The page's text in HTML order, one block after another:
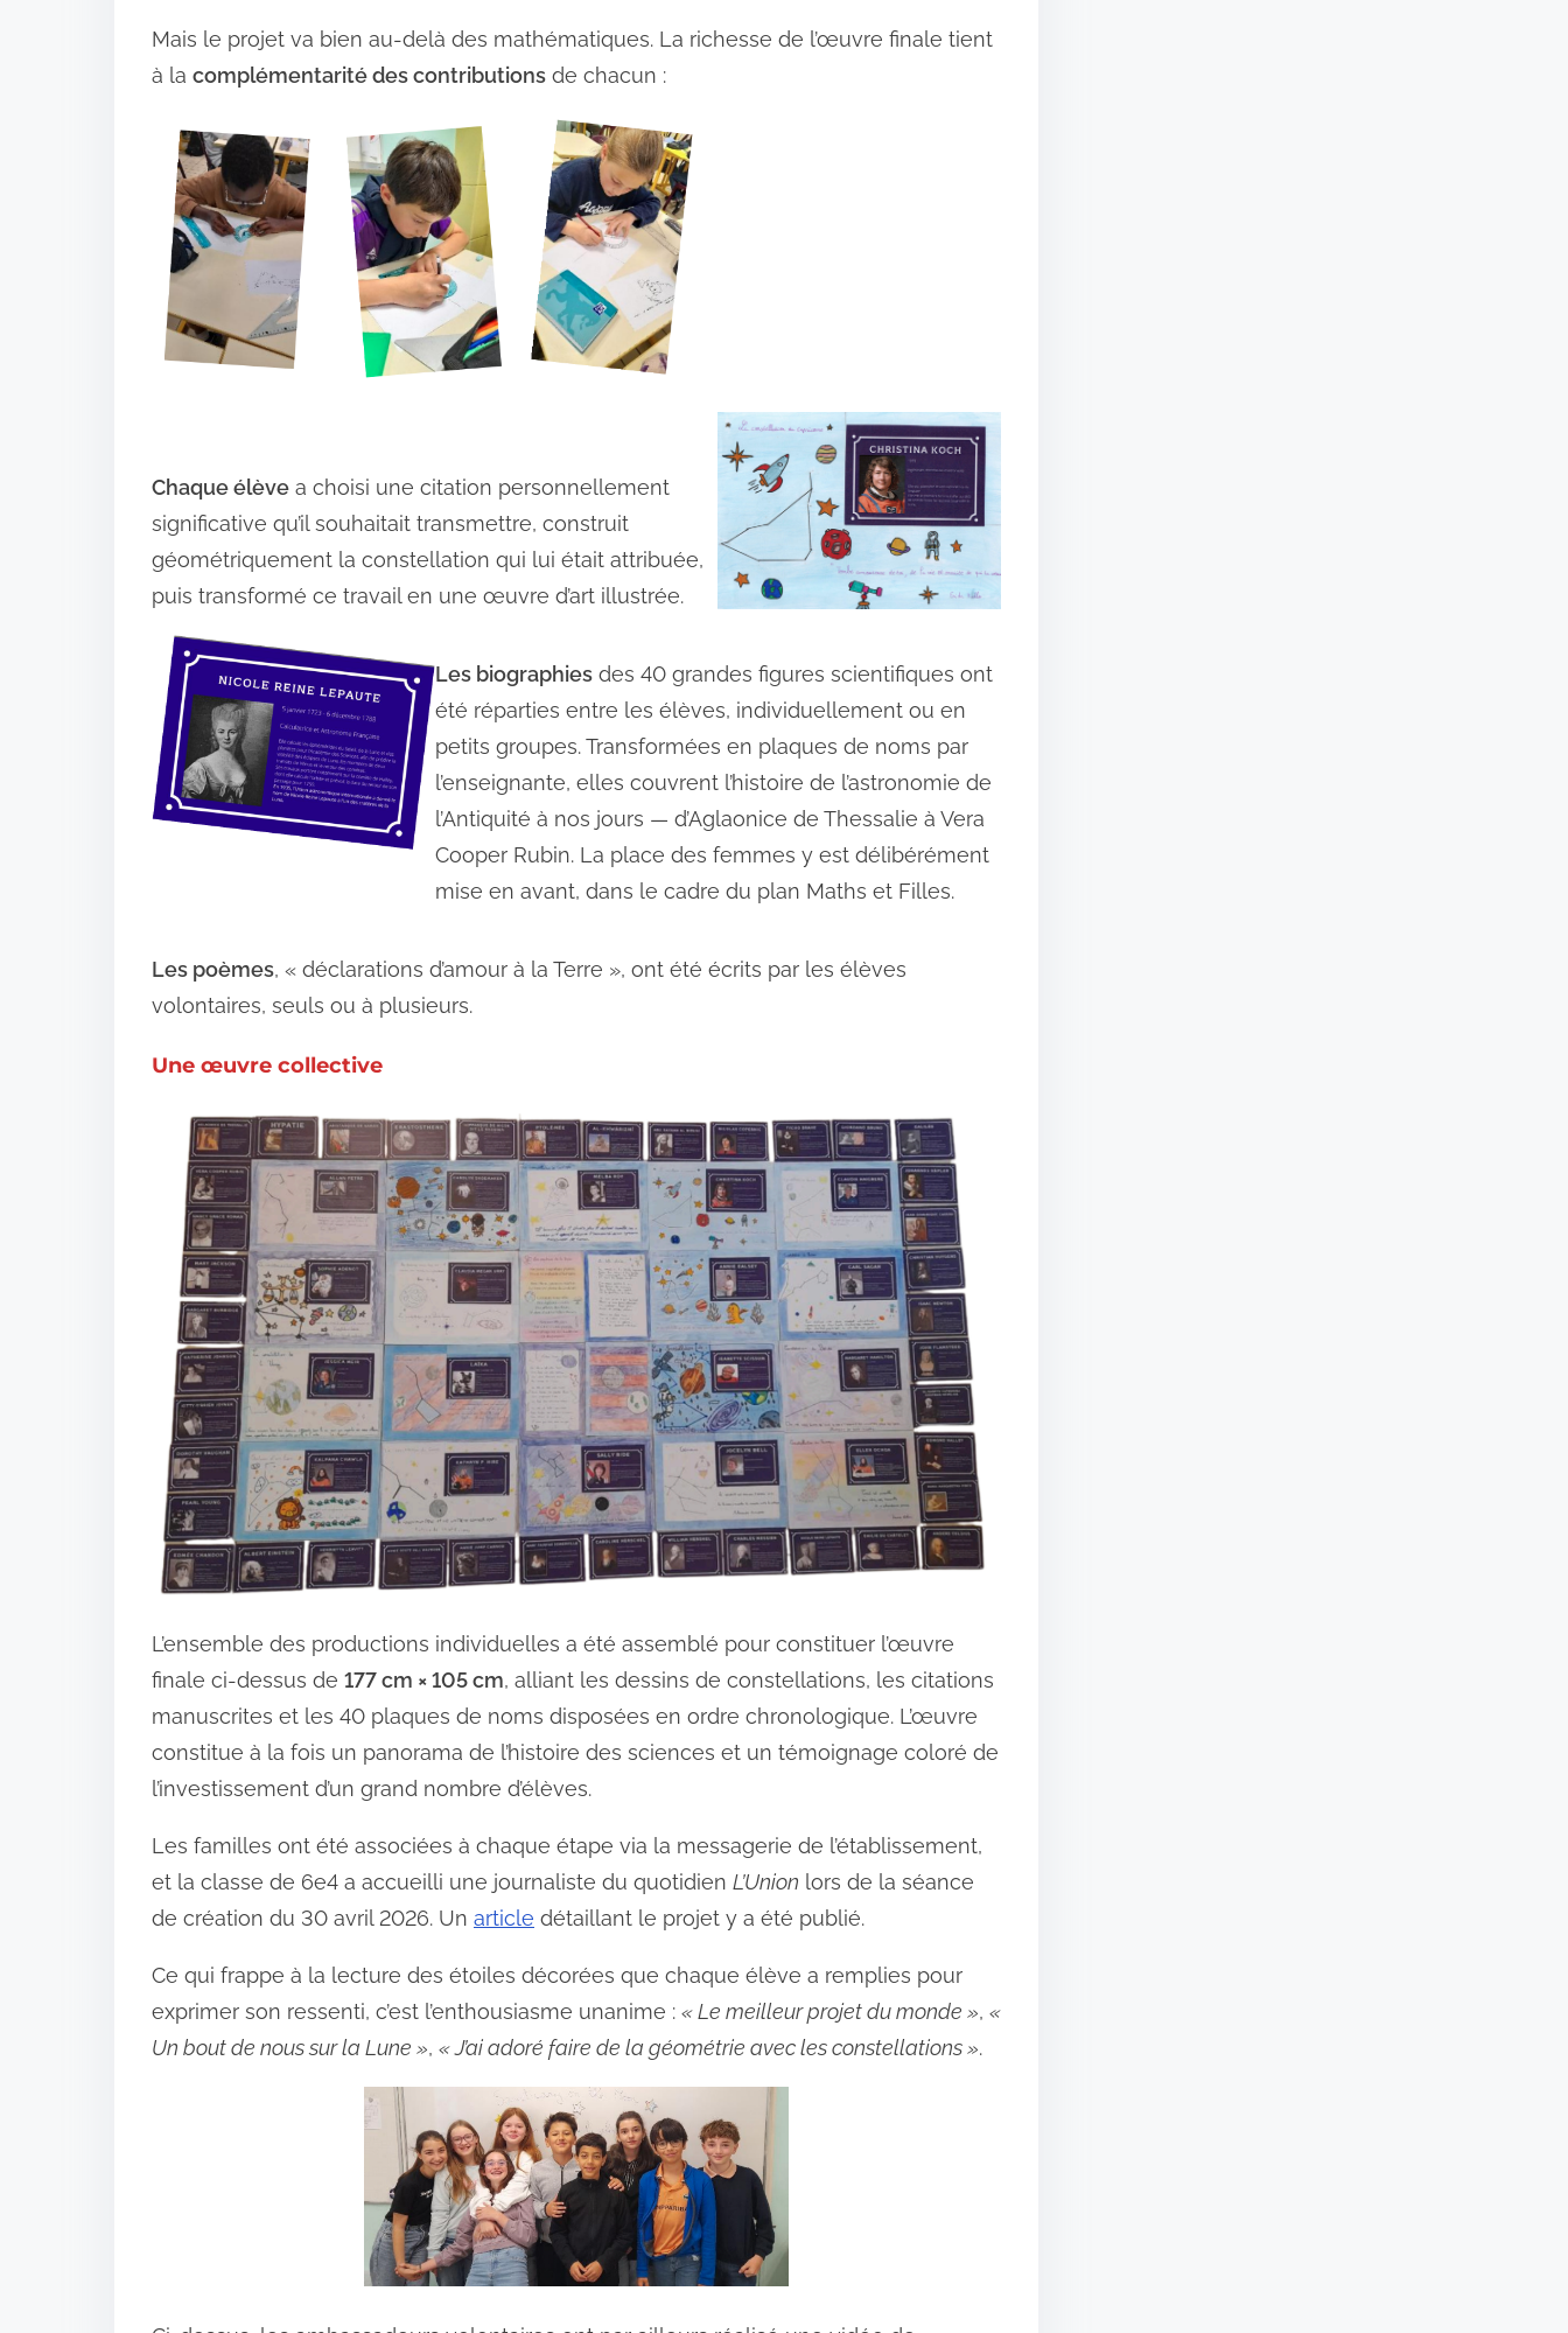
Mais le projet va bien au-delà des mathématiques. La richesse de l’œuvre finale tient
à la complémentarité des contributions de chacun :
Chaque élève a choisi une citation personnellement
significative qu’il souhaitait transmettre, construit
géométriquement la constellation qui lui était attribuée,
puis transformé ce travail en une œuvre d’art illustrée.
Les biographiesdes 40 grandes figures scientifiques ont
été réparties entre les élèves, individuellement ou en
petits groupes. Transformées en plaques de noms par
l’enseignante, elles couvrent l’histoire de l’astronomie de
l’Antiquité à nos jours — d’Aglaonice de Thessalie à Vera
Cooper Rubin. La place des femmes y est délibérément
mise en avant, dans le cadre du plan Maths et Filles.
Les poèmes, « déclarations d’amour à la Terre », ont été écrits par les élèves
volontaires, seuls ou à plusieurs.
Une œuvre collective
L’ensemble des productions individuelles a été assemblé pour constituer l’œuvre
finale ci-dessus de 177 cm × 105 cm, alliant les dessins de constellations, les citations
manuscrites et les 40 plaques de noms disposées en ordre chronologique. L’œuvre
constitue à la fois un panorama de l’histoire des sciences et un témoignage coloré de
l’investissement d’un grand nombre d’élèves.
Les familles ont été associées à chaque étape via la messagerie de l’établissement,
et la classe de 6e4 a accueilli une journaliste du quotidien L’Union lors de la séance
de création du 30 avril 2026. Un article détaillant le projet y a été publié.
Ce qui frappe à la lecture des étoiles décorées que chaque élève a remplies pour
exprimer son ressenti, c’est l’enthousiasme unanime : « Le meilleur projet du monde », «
Un bout de nous sur la Lune », « J’ai adoré faire de la géométrie avec les constellations ».